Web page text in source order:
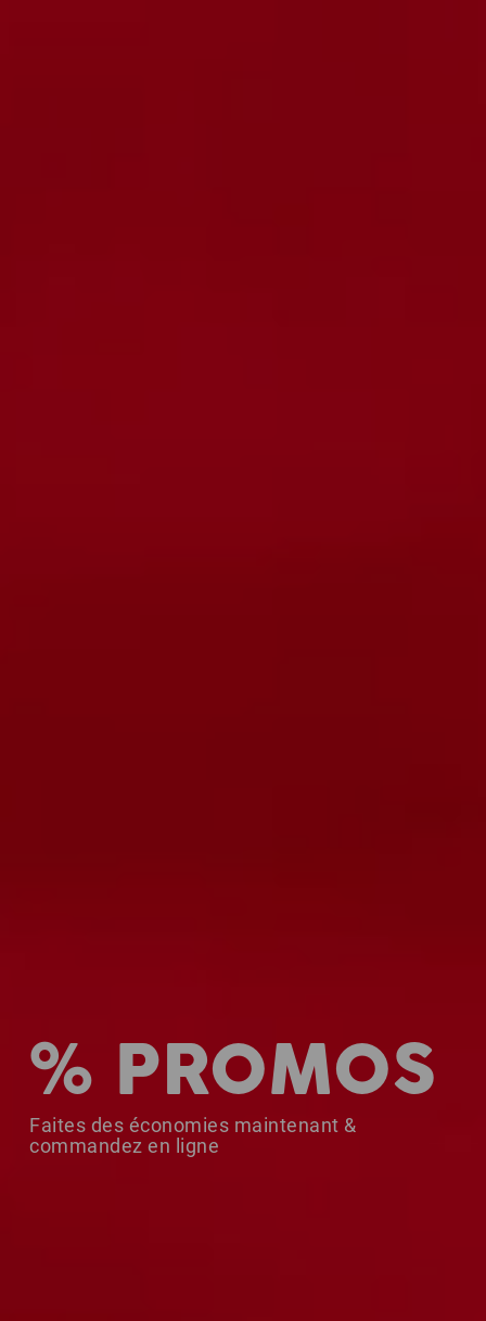
% PROMOS
Faites des économies maintenant &
commandez en ligne